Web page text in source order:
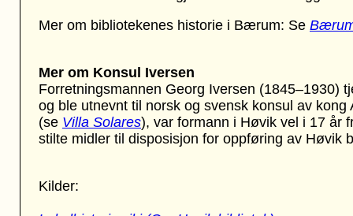
Mer om bibliotekenes historie i Bærum: Se
Mer om Konsul Iversen
Forretningsmannen Georg Iversen (1845–1930)
og ble utnevnt til norsk og svensk konsul av
(se Villa Solares), var formann i Høvik vel i 17 år
stilte midler til disposisjon for oppføring av Høvik
Kilder: